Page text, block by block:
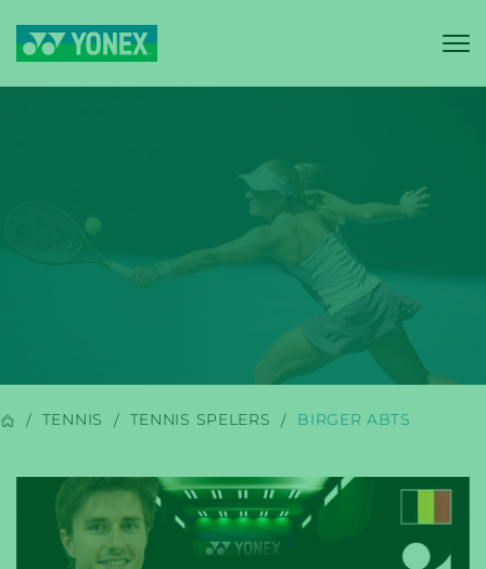
BADMINTON
YONEX
TENNIS
TENNIS TENNIS SPELERS BIRGER ABTS